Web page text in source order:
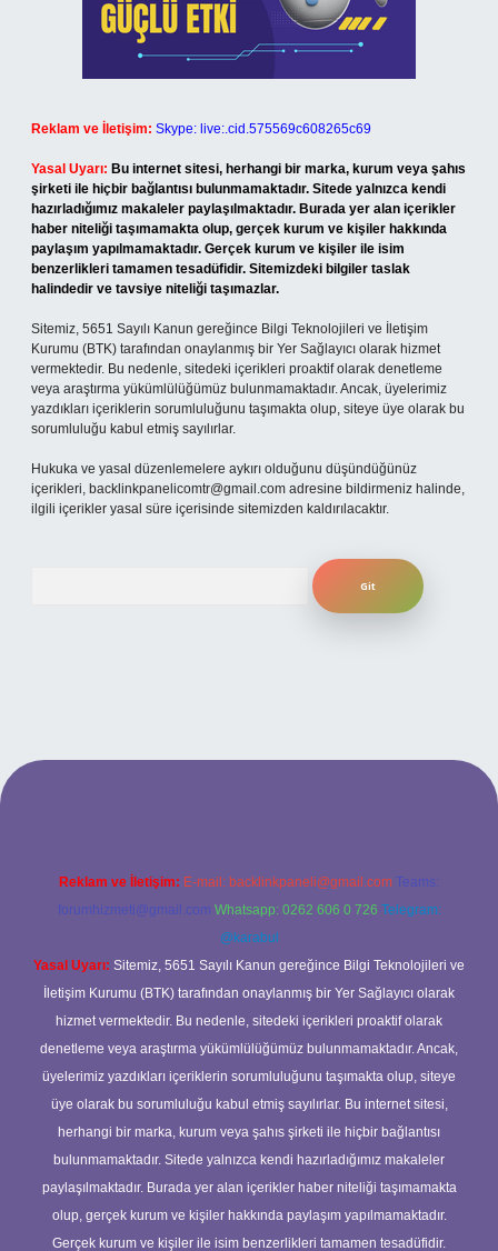
Reklam ve İletişim: Skype: live:.cid.575569c608265c69
Yasal Uyarı: Bu internet sitesi, herhangi bir marka, kurum veya şahıs
şirketi ile hiçbir bağlantısı bulunmamaktadır. Sitede yalnızca kendi
hazırladığımız makaleler paylaşılmaktadır. Burada yer alan içerikler
haber niteliği taşımamakta olup, gerçek kurum ve kişiler hakkında
paylaşım yapılmamaktadır. Gerçek kurum ve kişiler ile isim
benzerlikleri tamamen tesadüfidir. Sitemizdeki bilgiler taslak
halindedir ve tavsiye niteliği taşımazlar.
Sitemiz, 5651 Sayılı Kanun gereğince Bilgi Teknolojileri ve İletişim
Kurumu (BTK) tarafından onaylanmış bir Yer Sağlayıcı olarak hizmet
vermektedir. Bu nedenle, sitedeki içerikleri proaktif olarak denetleme
veya araştırma yükümlülüğümüz bulunmamaktadır. Ancak, üyelerimiz
yazdıkları içeriklerin sorumluluğunu taşımakta olup, siteye üye olarak bu
sorumluluğu kabul etmiş sayılırlar.
Hukuka ve yasal düzenlemelere aykırı olduğunu düşündüğünüz
içerikleri, backlinkpanelicomtr@gmail.com adresine bildirmeniz halinde,
ilgili içerikler yasal süre içerisinde sitemizden kaldırılacaktır.
adresi
Reklam ve İletişim: E-mail: backlinkpaneli@gmail.com Teams:
forumhizmeti@gmail.com Whatsapp: 0262 606 0 726 Telegram:
@karabul
Yasal Uyarı: Sitemiz, 5651 Sayılı Kanun gereğince Bilgi Teknolojileri ve
İletişim Kurumu (BTK) tarafından onaylanmış bir Yer Sağlayıcı olarak
hizmet vermektedir. Bu nedenle, sitedeki içerikleri proaktif olarak
denetleme veya araştırma yükümlülüğümüz bulunmamaktadır. Ancak,
üyelerimiz yazdıkları içeriklerin sorumluluğunu taşımakta olup, siteye
üye olarak bu sorumluluğu kabul etmiş sayılırlar. Bu internet sitesi,
herhangi bir marka, kurum veya şahıs şirketi ile hiçbir bağlantısı
bulunmamaktadır. Sitede yalnızca kendi hazırladığımız makaleler
paylaşılmaktadır. Burada yer alan içerikler haber niteliği taşımamakta
olup, gerçek kurum ve kişiler hakkında paylaşım yapılmamaktadır.
Gerçek kurum ve kişiler ile isim benzerlikleri tamamen tesadüfidir.